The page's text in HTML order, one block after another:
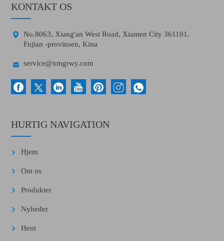
KONTAKT OS

No.8063, Xiang'an West Road, Xiamen City 361101,
Fujian -provinsen, Kina
 service@xmgrwy.com
HURTIG NAVIGATION
Hjem
Om os
Produkter
Nyheder
Hent